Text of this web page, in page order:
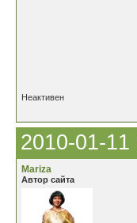
Неактивен
2010-01-11
Mariza
Автор сайта